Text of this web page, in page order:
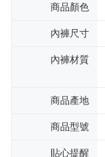
商品顏色
內褲尺寸
內褲材質
商品產地
商品型號
貼心提醒